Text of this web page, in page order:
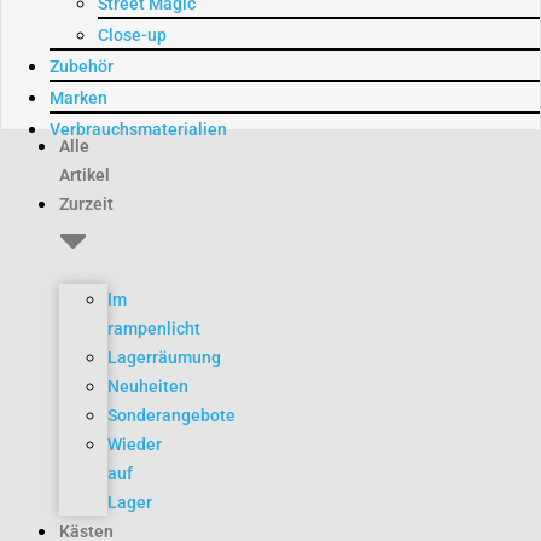
Street Magic
Close-up
Zubehör
Marken
Verbrauchsmaterialien
Alle
Artikel
Zurzeit
Im
rampenlicht
Lagerräumung
Neuheiten
Sonderangebote
Wieder
auf
Lager
Kästen